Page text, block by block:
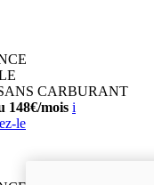
CARBURANT
148€/mois i
le